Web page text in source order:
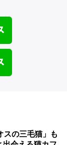
スの三毛猫」も